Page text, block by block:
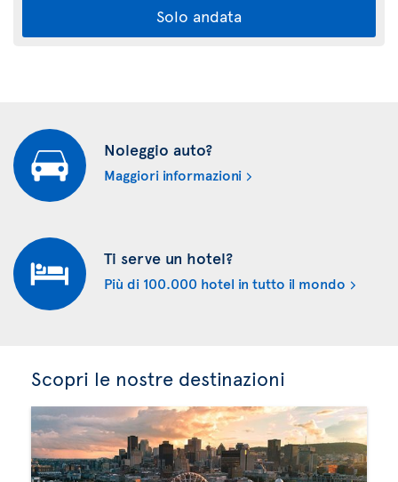
Solo andata
Noleggio auto?
Maggiori informazioni
Ti serve un hotel?
Più di 100.000 hotel in tutto il mondo
Scopri le nostre destinazioni